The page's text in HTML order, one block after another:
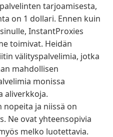
tarjoamisesta,
on 1 dollari. Ennen kuin
InstantProxies
toimivat. Heidän
välityspalvelimia, jotka
mahdollisen
monissa
​​aliverkkoja.
ja niissä on
Ne ovat yhteensopivia
melko luotettavia.